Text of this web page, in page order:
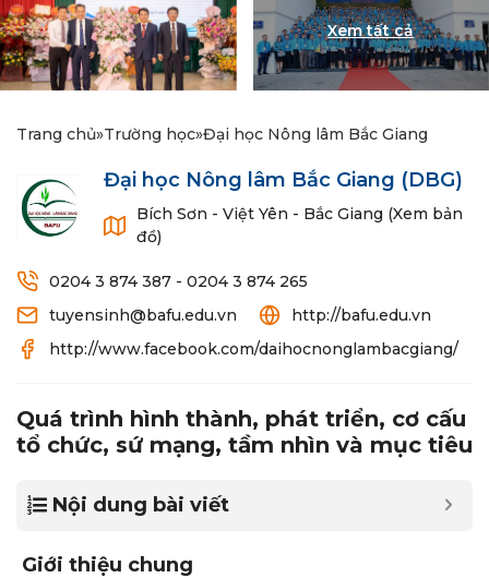
Trang chủ»Trường học»Đại học Nông lâm Bắc Giang
Đại học Nông lâm Bắc Giang (DBG)
Bích Sơn - Việt Yên - Bắc Giang (Xem bản
đồ)
0204 3 874 387 - 0204 3 874 265
tuyensinh@bafu.edu.vn
http://bafu.edu.vn
http://www.facebook.com/daihocnonglambacgiang/
Quá trình hình thành, phát triển, cơ cấu
tổ chức, sứ mạng, tầm nhìn và mục tiêu
Nội dung bài viết
Giới thiệu chung